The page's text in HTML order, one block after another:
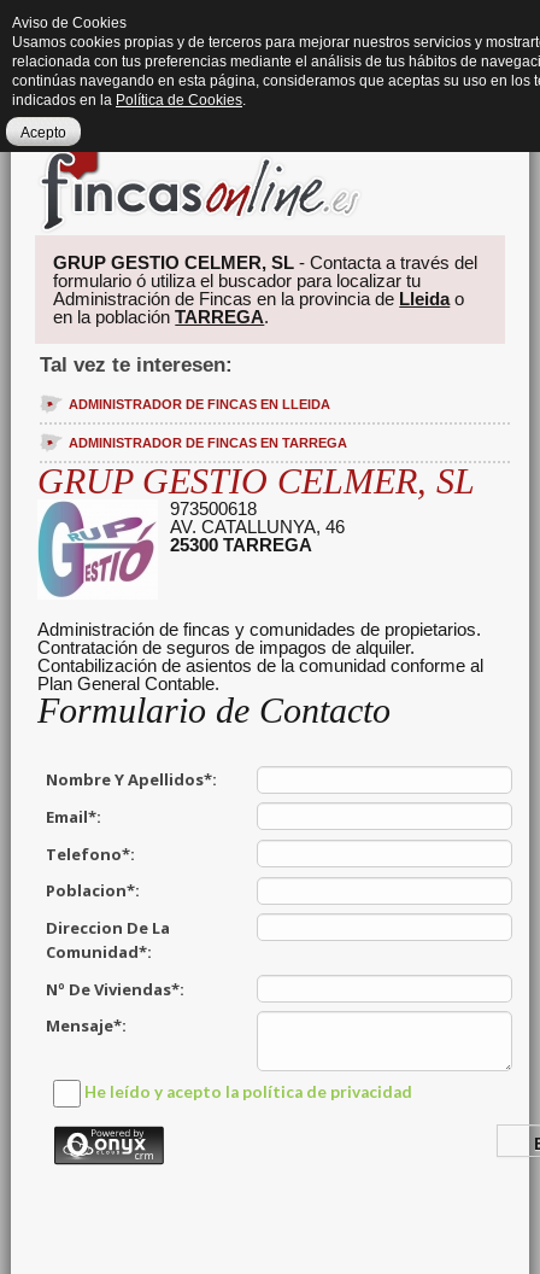
GRUP GESTIO CELMER, SL - Contacta a través del
formulario ó utiliza el buscador para localizar tu
Administración de Fincas en la provincia de Lleidao
en la poblaciónTARREGA.
Tal vez te interesen:
ADMINISTRADOR DE FINCAS EN LLEIDA
ADMINISTRADOR DE FINCAS EN TARREGA
GRUP GESTIO CELMER, SL
973500618
AV. CATALLUNYA, 46
25300 TARREGA
Administración de fincas y comunidades de propietarios.
Contratación de seguros de impagos de alquiler.
Contabilización de asientos de la comunidad conforme al
Plan General Contable.
Formulario de Contacto
Aviso de Cookies
Usamos cookies propias y de terceros para mejorar nuestros servicios y
relacionada con tus preferencias mediante el análisis de tus hábitos de
continúas navegando en esta página, consideramos que aceptas su uso en los
indicados en la Política de Cookies.
Acepto